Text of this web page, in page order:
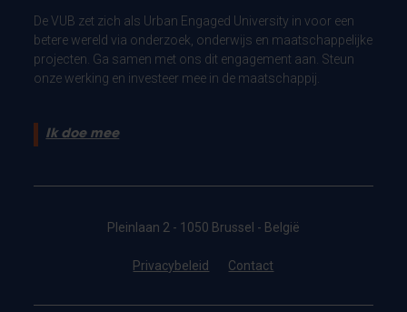
De VUB zet zich als Urban Engaged University in voor een
betere wereld via onderzoek, onderwijs en maatschappelijke
projecten. Ga samen met ons dit engagement aan. Steun
onze werking en investeer mee in de maatschappij.
Ik doe mee
Pleinlaan 2 - 1050 Brussel - België
Privacybeleid Contact